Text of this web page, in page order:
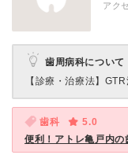
アク
歯周病科について
【診療・治療法】 GTR
歯科
5.0
便利！アトレ亀戸内の